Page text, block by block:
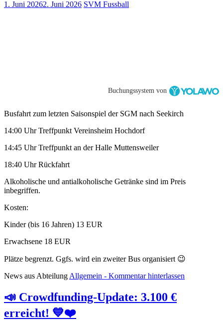
1. Juni 20262. Juni 2026 SVM Fussball
Buchungssystem von
Busfahrt zum letzten Saisonspiel der SGM nach Seekirch
14:00 Uhr Treffpunkt Vereinsheim Hochdorf
14:45 Uhr Treffpunkt an der Halle Muttensweiler
18:40 Uhr Rückfahrt
Alkoholische und antialkoholische Getränke sind im Preis
inbegriffen.
Kosten:
Kinder (bis 16 Jahren) 13 EUR
Erwachsene 18 EUR
Plätze begrenzt. Ggfs. wird ein zweiter Bus organisiert 😉
News aus Abteilung Allgemein - Kommentar hinterlassen
📣 Crowdfunding-Update: 3.100 €
erreicht! 💙❤️